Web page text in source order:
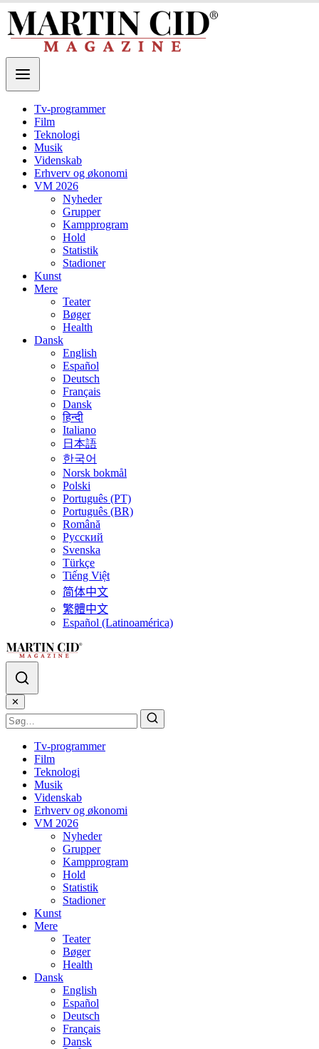
Tv-programmer
Film
Teknologi
Musik
Videnskab
Erhverv og økonomi
VM 2026
Nyheder
Grupper
Kampprogram
Hold
Statistik
Stadioner
Kunst
Mere
Teater
Bøger
Health
Dansk
English
Español
Deutsch
Français
Dansk
हिन्दी
Italiano
日本語
한국어
Norsk bokmål
Polski
Português (PT)
Português (BR)
Română
Русский
Svenska
Türkçe
Tiếng Việt
简体中文
繁體中文
Español (Latinoamérica)
✕
Tv-programmer
Film
Teknologi
Musik
Videnskab
Erhverv og økonomi
VM 2026
Nyheder
Grupper
Kampprogram
Hold
Statistik
Stadioner
Kunst
Mere
Teater
Bøger
Health
Dansk
English
Español
Deutsch
Français
Dansk